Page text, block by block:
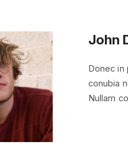
John
Donec in
conubia
Nullam